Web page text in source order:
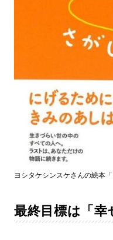
ヨシタケシンスケさんの絵本
最終目標は「幸